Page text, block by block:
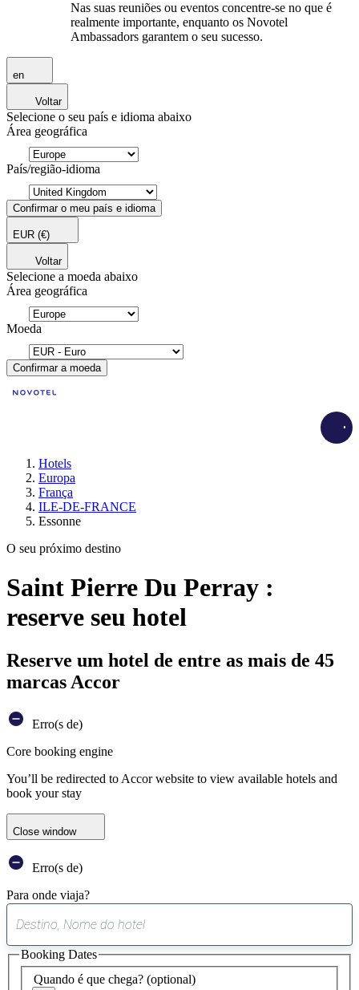
Nas suas reuniões ou eventos concentre-se no que é
realmente importante, enquanto os Novotel
Ambassadors garantem o seu sucesso.
en
Voltar
Selecione o seu país e idioma abaixo
Área geográfica
País/região-idioma
Confirmar o meu país e idioma
EUR (€)
Voltar
Selecione a moeda abaixo
Área geográfica
Moeda
Confirmar a moeda
Hotels
Europa
França
ILE-DE-FRANCE
Essonne
O seu próximo destino
Saint Pierre Du Perray :
reserve seu hotel
Reserve um hotel de entre as mais de 45
marcas Accor
Erro(s de)
Core booking engine
You’ll be redirected to Accor website to view available hotels and
book your stay
Close window
Erro(s de)
Para onde viaja?
sugestão
encontrada
Quando é que chega? (optional)
Booking Dates